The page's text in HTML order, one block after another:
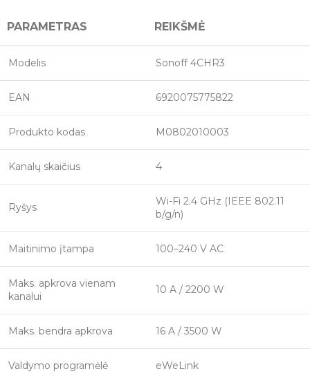
PARAMETRAS REIKŠMĖ
Modelis Sonoff 4CHR3
EAN 6920075775822
Produkto kodas M0802010003
Kanalų skaičius 4
Ryšys
Wi-Fi 2.4 GHz (IEEE 802.11
b/g/n)
Maitinimo įtampa 100–240 V AC
Maks. apkrova vienam
kanalui
10 A / 2200 W
Maks. bendra apkrova 16 A / 3500 W
Valdymo programėlė eWeLink